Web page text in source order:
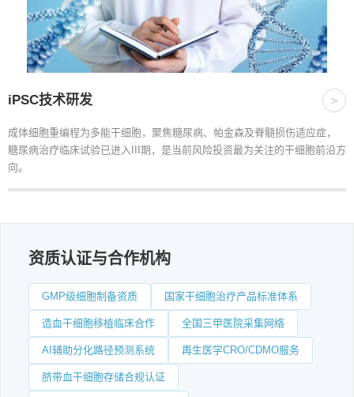
iPSC技术研发 >
成体细胞重编程为多能干细胞，聚焦糖尿病、帕金森及脊髓损伤适应症，
糖尿病治疗临床试验已进入III期，是当前风险投资最为关注的干细胞前沿方
向。
资质认证与合作机构
GMP级细胞制备资质 国家干细胞治疗产品标准体系
造血干细胞移植临床合作 全国三甲医院采集网络
AI辅助分化路径预测系统 再生医学CRO/CDMO服务
脐带血干细胞存储合规认证